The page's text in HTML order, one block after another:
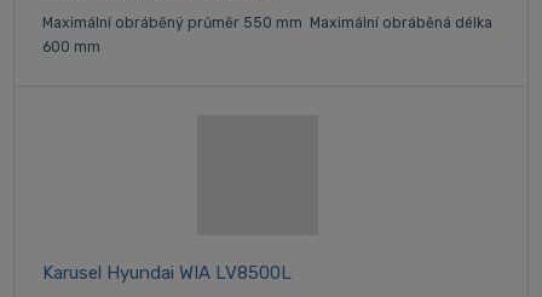
Maximální obráběný průměr 550 mm Maximální obráběná délka
600 mm
Karusel Hyundai WIA LV8500L